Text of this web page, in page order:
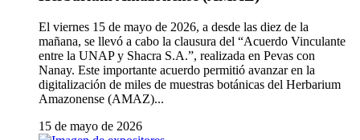
El viernes 15 de mayo de 2026, a desde las diez de la
mañana, se llevó a cabo la clausura del “Acuerdo Vinculante
entre la UNAP y Shacra S.A.”, realizada en Pevas con
Nanay. Este importante acuerdo permitió avanzar en la
digitalización de miles de muestras botánicas del Herbarium
Amazonense (AMAZ)...
15 de mayo de 2026